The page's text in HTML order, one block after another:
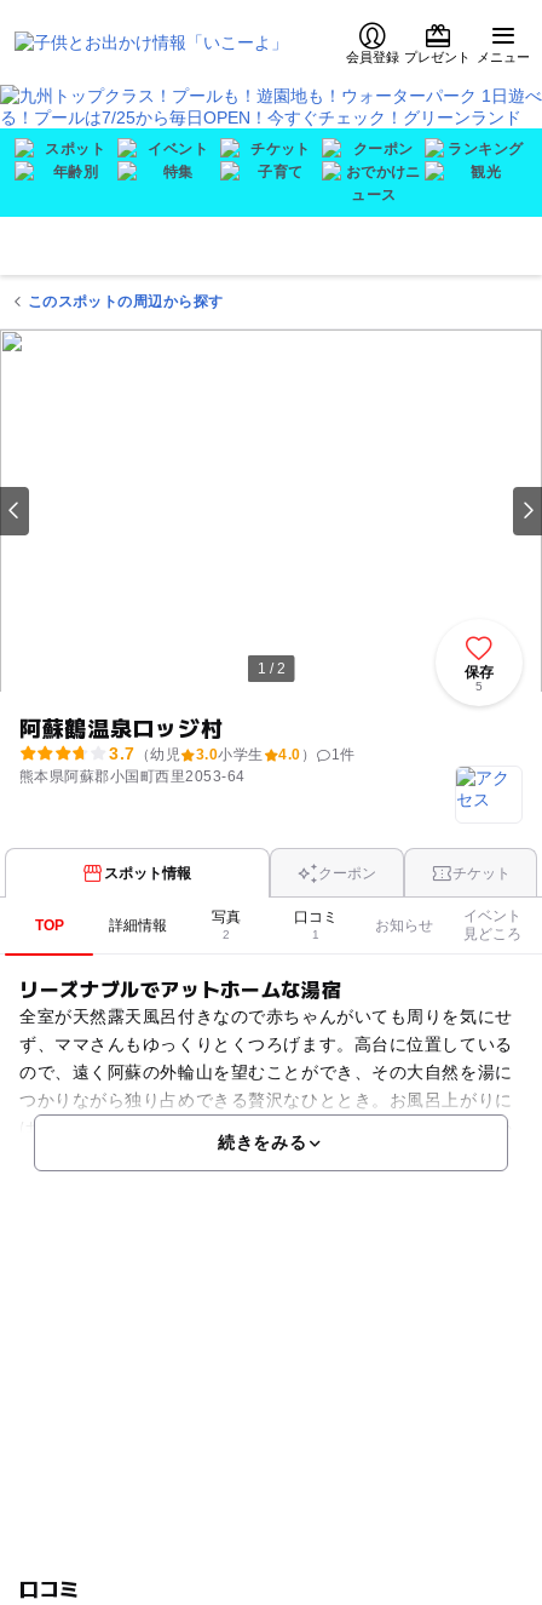
会員登録 プレゼント メニュー
このスポットの周辺から探す
1 / 2
阿蘇鶴温泉ロッジ村
3.7 （幼児 3.0小学生 4.0 ） 1件
熊本県阿蘇郡小国町西里2053-64
保存
5
スポット情報 クーポン チケット
TOP 詳細情報 写真
2
口コミ
1
お知らせ
イベント
見どころ
リーズナブルでアットホームな湯宿
全室が天然露天風呂付きなので赤ちゃんがいても周りを気にせ
ず、ママさんもゆっくりとくつろげます。高台に位置している
ので、遠く阿蘇の外輪山を望むことができ、その大自然を湯に
つかりながら独り占めできる贅沢なひととき。お風呂上がりに
続きをみる
口コミ